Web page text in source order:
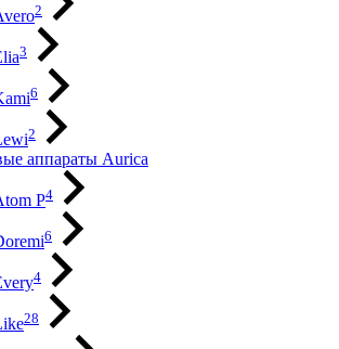
2
3
6
2
аппараты Aurica
P4
6
4
28